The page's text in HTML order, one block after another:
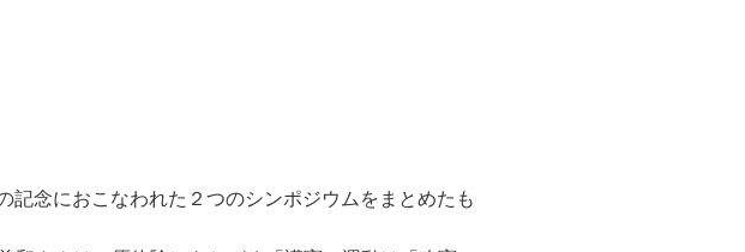
念におこなわれた２つのシンポジウムをまとめたも